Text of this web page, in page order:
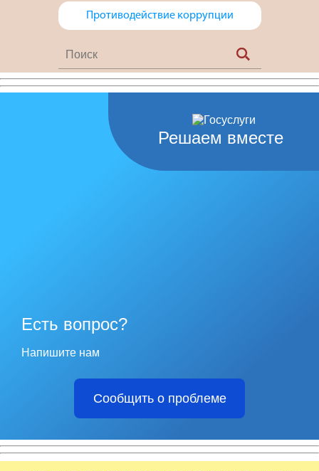
Противодействие коррупции
Решаем вместе
Есть вопрос?
Напишите нам
Сообщить о проблеме